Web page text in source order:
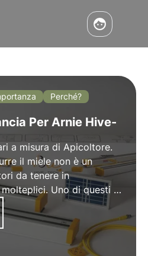
Perché?
Per Arnie Hive-
a misura di Apicoltore.
il miele non è un
da tenere in
Uno di questi è
Ma perché è così
scegliere una bilancia